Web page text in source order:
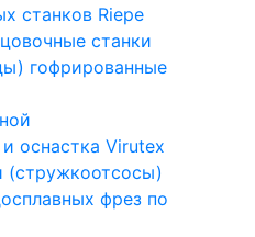
станков Riepe
станки
гофрированные
оснастка Virutex
(стружкоотсосы)
фрез по